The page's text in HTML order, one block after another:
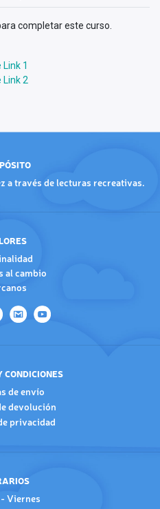
completar este curso.
Link 1
Link 2
a través de lecturas recreativas.
al cambio
CONDICIONES
de envío
devolución
privacidad
Viernes